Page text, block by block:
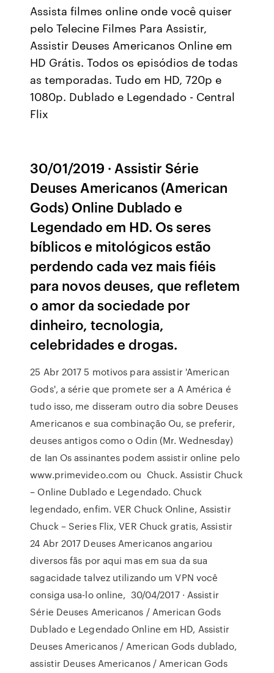
Assista filmes online onde você quiser
pelo Telecine Filmes Para Assistir,
Assistir Deuses Americanos Online em
HD Grátis. Todos os episódios de todas
as temporadas. Tudo em HD, 720p e
1080p. Dublado e Legendado - Central
Flix
30/01/2019 · Assistir Série
Deuses Americanos (American
Gods) Online Dublado e
Legendado em HD. Os seres
bíblicos e mitológicos estão
perdendo cada vez mais fiéis
para novos deuses, que refletem
o amor da sociedade por
dinheiro, tecnologia,
celebridades e drogas.
25 Abr 2017 5 motivos para assistir 'American
Gods', a série que promete ser a A América é
tudo isso, me disseram outro dia sobre Deuses
Americanos e sua combinação Ou, se preferir,
deuses antigos como o Odin (Mr. Wednesday)
de Ian Os assinantes podem assistir online pelo
www.primevideo.com ou Chuck. Assistir Chuck
– Online Dublado e Legendado. Chuck
legendado, enfim. VER Chuck Online, Assistir
Chuck – Series Flix, VER Chuck gratis, Assistir
24 Abr 2017 Deuses Americanos angariou
diversos fãs por aqui mas em sua da sua
sagacidade talvez utilizando um VPN você
consiga usa-lo online, 30/04/2017 · Assistir
Série Deuses Americanos / American Gods
Dublado e Legendado Online em HD, Assistir
Deuses Americanos / American Gods dublado,
assistir Deuses Americanos / American Gods